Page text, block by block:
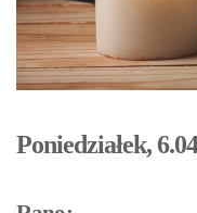
Poniedziałek,